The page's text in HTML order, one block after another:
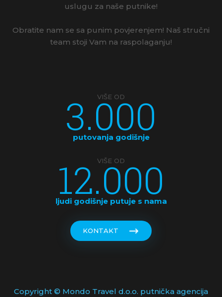
uslugu za naše putnike!
Obratite nam se sa punim povjerenjem! Naš stručni
team stoji Vam na raspolaganju!
VIŠE OD
3.000
putovanja godišnje
VIŠE OD
12.000
ljudi godišnje putuje s nama
KONTAKT
Copyright © Mondo Travel d.o.o. putnička agencija